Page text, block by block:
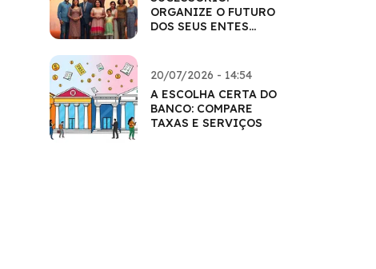
ORGANIZE O FUTURO
DOS SEUS ENTES
20/07/2026 - 14:54
A ESCOLHA CERTA DO
BANCO: COMPARE
TAXAS E SERVIÇOS